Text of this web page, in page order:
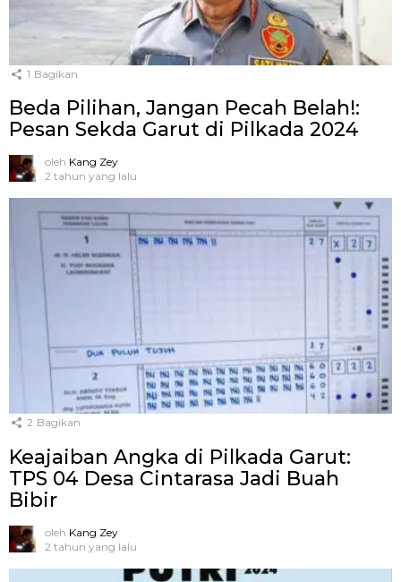
1 Bagikan
Beda Pilihan, Jangan Pecah Belah!:
Pesan Sekda Garut di Pilkada 2024
oleh Kang Zey
2 tahun yang lalu
2 Bagikan
Keajaiban Angka di Pilkada Garut:
TPS 04 Desa Cintarasa Jadi Buah
Bibir
oleh Kang Zey
2 tahun yang lalu